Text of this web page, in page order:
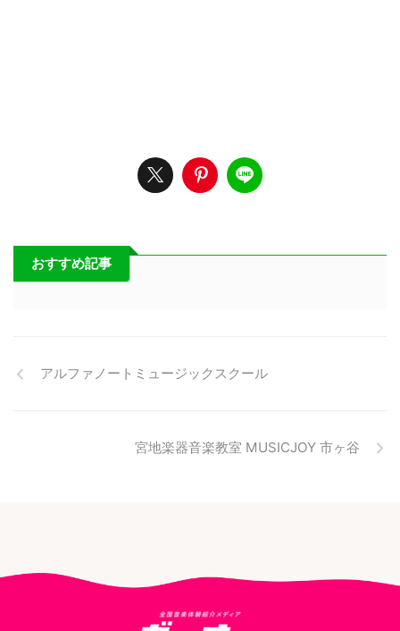
おすすめ記事
アルファノートミュージックスクール
宮地楽器音楽教室 MUSICJOY 市ヶ谷